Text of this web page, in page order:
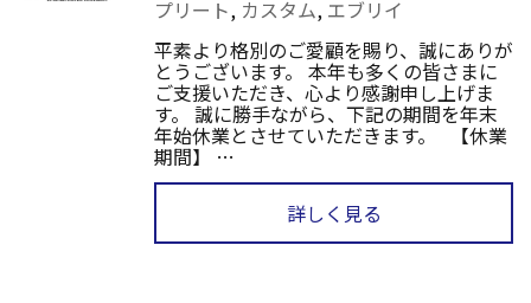
プリート, カスタム, エブリイ
平素より格別のご愛顧を賜り、誠にありが
とうございます。 本年も多くの皆さまに
ご支援いただき、心より感謝申し上げま
す。 誠に勝手ながら、下記の期間を年末
年始休業とさせていただきます。 【休業
期間】 …
詳しく見る